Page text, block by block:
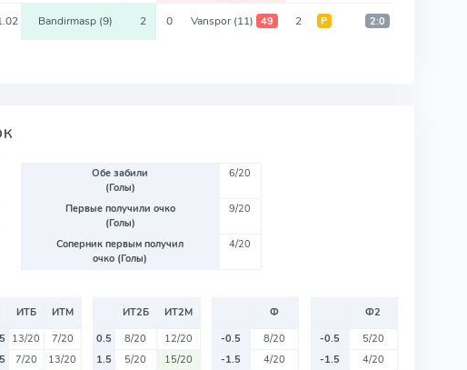
Bandirmasp (9) 2 0 Vanspor(11) 49 2 Р 2:0
Обе забили
(Голы)
6/20
Первые получили очко
(Голы)
9/20
Соперник первым получил
очко (Голы)
4/20
ИТБ
ИТМ
13/20
7/20
7/20
13/20
ИТ2Б
ИТ2М
0.5
8/20
12/20
1.5
5/20
15/20
Ф
-0.5
8/20
-1.5
4/20
Ф2
-0.5
5/20
-1.5
4/20